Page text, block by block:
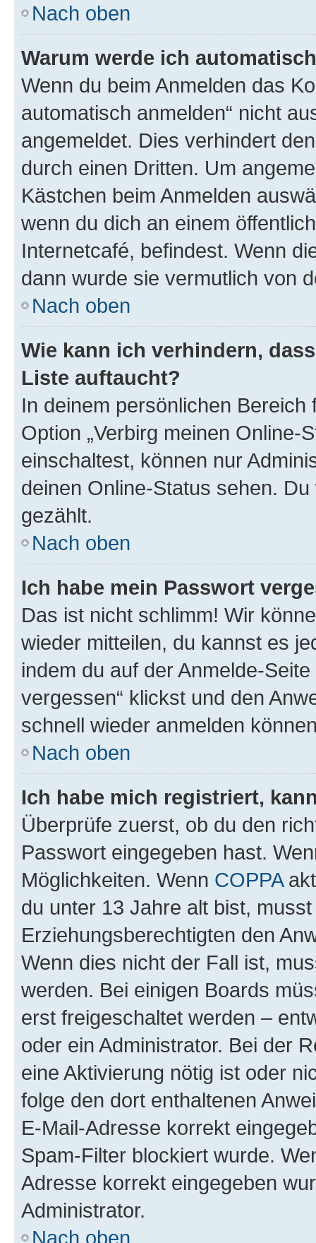
Nach oben
Warum werde ich
Wenn du beim Anmelden das
automatisch anmelden“ nicht
angemeldet. Dies verhindert
durch einen Dritten. Um
Kästchen beim Anmelden
wenn du dich an einem
Internetcafé, befindest. Wenn
dann wurde sie vermutlich von
Nach oben
Wie kann ich verhindern,
Liste auftaucht?
In deinem persönlichen
Option „Verbirg meinen Online-
einschaltest, können nur
deinen Online-Status sehen.
gezählt.
Nach oben
Ich habe mein Passwort
Das ist nicht schlimm! Wir
wieder mitteilen, du kannst es
indem du auf der Anmelde-
vergessen“ klickst und den
schnell wieder anmelden
Nach oben
Ich habe mich registriert,
Überprüfe zuerst, ob du den
Passwort eingegeben hast.
Möglichkeiten. Wenn COPPA
du unter 13 Jahre alt bist,
Erziehungsberechtigten den
Wenn dies nicht der Fall ist,
werden. Bei einigen Boards
erst freigeschaltet werden –
oder ein Administrator. Bei der
eine Aktivierung nötig ist oder
folge den dort enthaltenen
E-Mail-Adresse korrekt
Spam-Filter blockiert wurde.
Adresse korrekt eingegeben
Administrator.
Nach oben